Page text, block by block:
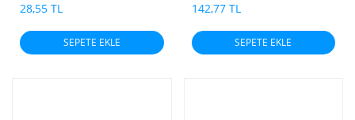
28,55 TL
SEPETE EKLE
142,77 TL
SEPETE EKLE